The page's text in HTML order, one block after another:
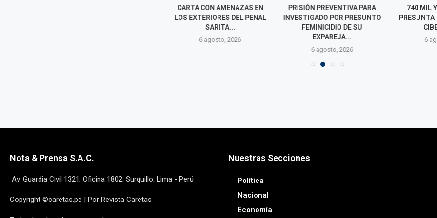
CARTA CON AMENAZAS EN
LOS EXTERIORES DEL PENAL
SARITA...
6 agosto, 2026
PRISIÓN PREVENTIVA PARA
INVESTIGADO POR PRESUNTO
FEMINICIDIO DE SU
EXPAREJA...
6 agosto, 2026
740 MIL Y
PRESUNTA
6
Nota & Prensa S.A.C.
Av. Guardia Civil 1321, Oficina 1802, Surquillo, Lima - Perú
Copyright ©caretas.pe | Por Revista Caretas
Nuestras Secciones
Política
Nacional
Economía